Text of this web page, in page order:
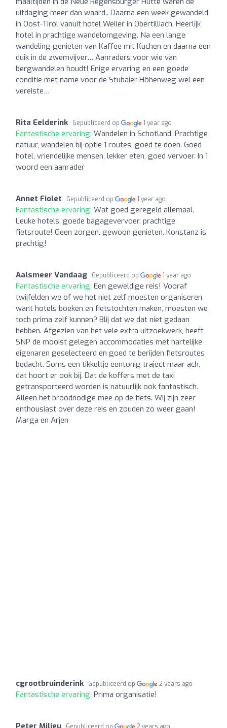
uitdaging meer dan waard.. Daarna een week gewandeld
in Oost-Tirol vanuit hotel Weiler in Obertilliach. Heerlijk
hotel in prachtige wandelomgeving. Na een lange
wandeling genieten van Kaffee mit Kuchen en daarna een
duik in de zwemvijver… Aanraders voor wie van
bergwandelen houdt! Enige ervaring en een goede
conditie met name voor de Stubaier Höhenweg wel een
vereiste…
Rita Eelderink Gepubliceerd op 1 year ago
Fantastische ervaring: Wandelen in Schotland. Prachtige
natuur, wandelen bij optie 1 routes, goed te doen. Goed
hotel, vriendelijke mensen, lekker eten, goed vervoer. In 1
woord een aanrader
Annet Fiolet Gepubliceerd op 1 year ago
Fantastische ervaring: Wat goed geregeld allemaal.
Leuke hotels, goede bagagevervoer, prachtige
fietsroute! Geen zorgen, gewoon genieten. Konstanz is
prachtig!
Aalsmeer Vandaag Gepubliceerd op 1 year ago
Fantastische ervaring: Een geweldige reis! Vooraf
twijfelden we of we het niet zelf moesten organiseren
want hotels boeken en fietstochten maken, moesten we
toch prima zelf kunnen? Blij dat we dat niet gedaan
hebben. Afgezien van het vele extra uitzoekwerk, heeft
SNP de mooist gelegen accommodaties met hartelijke
eigenaren geselecteerd en goed te berijden fietsroutes
bedacht. Soms een tikkeltje eentonig traject maar ach,
dat hoort er ook bij. Dat de koffers met de taxi
getransporteerd worden is natuurlijk ook fantastisch.
Alleen het broodnodige mee op de fiets. Wij zijn zeer
enthousiast over deze reis en zouden zo weer gaan!
Marga en Arjen
cgrootbruinderink Gepubliceerd op 2 years ago
Fantastische ervaring: Prima organisatie!
Peter Milieu Gepubliceerd op 2 years ago